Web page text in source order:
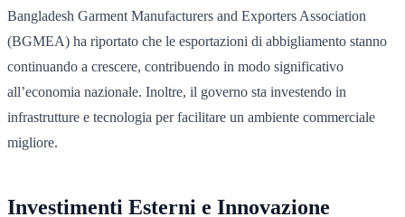
Bangladesh Garment Manufacturers and Exporters Association
(BGMEA) ha riportato che le esportazioni di abbigliamento stanno
continuando a crescere, contribuendo in modo significativo
all’economia nazionale. Inoltre, il governo sta investendo in
infrastrutture e tecnologia per facilitare un ambiente commerciale
migliore.
Investimenti Esterni e Innovazione